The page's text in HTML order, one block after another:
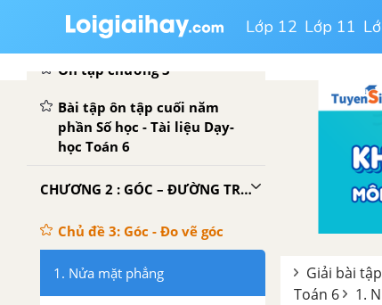
Lớp 12 Lớp 11
toán về phân số.
Ôn tập chương 3
Bài tập ôn tập cuối năm
phần Số học - Tài liệu Dạy-
học Toán 6
CHƯƠNG 2 : GÓC – ĐƯỜNG TRÒN VÀ TAM GIÁC
Chủ đề 3: Góc - Đo vẽ góc
1. Nửa mặt phẳng
Giải bài
Toán 6
1.